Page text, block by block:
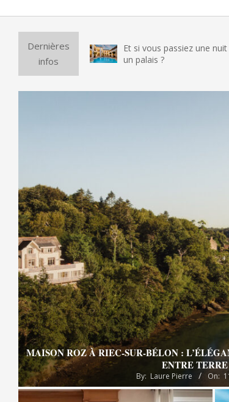
Dernières
infos
Et si vous passiez une nuit dans
un palais ?
MAISON ROZ À RIEC-SUR-BÉLON :
ENTRE
By: Laure Pierre On: